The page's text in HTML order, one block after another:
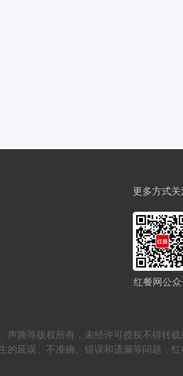
更多方式
红餐网公
频等版权所有，未经许可授权不得转
延误、不准确、错误和遗漏等问题，